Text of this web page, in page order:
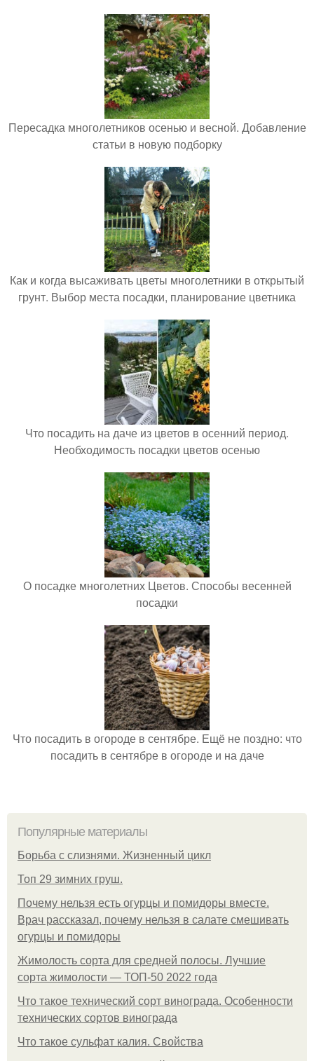
Пересадка многолетников осенью и весной. Добавление
статьи в новую подборку
Как и когда высаживать цветы многолетники в открытый
грунт. Выбор места посадки, планирование цветника
Что посадить на даче из цветов в осенний период.
Необходимость посадки цветов осенью
О посадке многолетних Цветов. Способы весенней
посадки
Что посадить в огороде в сентябре. Ещё не поздно: что
посадить в сентябре в огороде и на даче
Популярные материалы
Борьба с слизнями. Жизненный цикл
Топ 29 зимних груш.
Почему нельзя есть огурцы и помидоры вместе.
Врач рассказал, почему нельзя в салате смешивать
огурцы и помидоры
Жимолость сорта для средней полосы. Лучшие
сорта жимолости — ТОП-50 2022 года
Что такое технический сорт винограда. Особенности
технических сортов винограда
Что такое сульфат калия. Свойства